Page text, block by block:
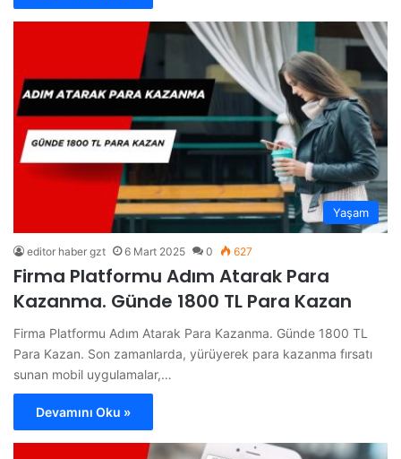
Yaşam
editor haber gzt 6 Mart 2025 0 627
Firma Platformu Adım Atarak Para
Kazanma. Günde 1800 TL Para Kazan
Firma Platformu Adım Atarak Para Kazanma. Günde 1800 TL
Para Kazan. Son zamanlarda, yürüyerek para kazanma fırsatı
sunan mobil uygulamalar,…
Devamını Oku »